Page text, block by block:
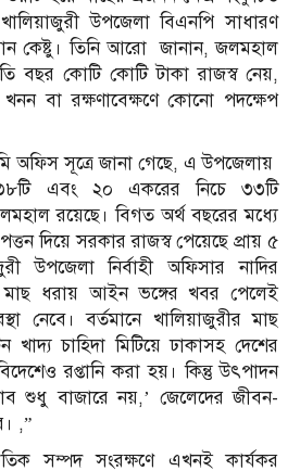
উপজেলা বিএনপি সাধারণ
কেষ্টু। তিনি আরো জানান, জলমহাল
বছর কোটি কোটি টাকা রাজস্ব নেয়,
বা রক্ষণাবেক্ষণে কোনো পদক্ষেপ
অফিস সূত্রে জানা গেছে, এ উপজেলায়
এবং ২০ একরের নিচে ৩৩টি
রয়েছে। বিগত অর্থ বছরের মধ্যে
দিয়ে সরকার রাজস্ব পেয়েছে প্রায় ৫
উপজেলা নির্বাহী অফিসার নাদির
ধরায় আইন ভঙ্গের খবর পেলেই
নেবে। বর্তমানে খালিয়াজুরীর মাছ
খাদ্য চাহিদা মিটিয়ে ঢাকাসহ দেশের
রপ্তানি করা হয়। কিন্তু উৎপাদন
শুধু বাজারে নয়,’ জেলেদের জীবন-
,”
সম্পদ সংরক্ষণে এখনই কার্যকর